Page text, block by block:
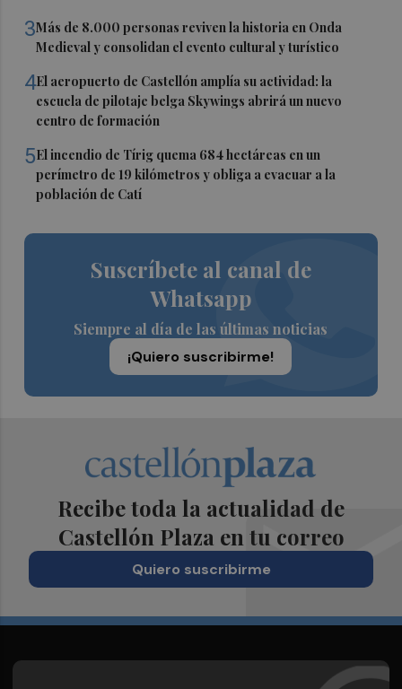
3Más de 8.000 personas reviven la historia en Onda
Medieval y consolidan el evento cultural y turístico
4El aeropuerto de Castellón amplía su actividad: la
escuela de pilotaje belga Skywings abrirá un nuevo
centro de formación
5El incendio de Tírig quema 684 hectáreas en un
perímetro de 19 kilómetros y obliga a evacuar a la
población de Catí
Suscríbete al canal de
Whatsapp
Siempre al día de las últimas noticias
¡Quiero suscribirme!
Recibe toda la actualidad de
Castellón Plaza en tu correo
Quiero suscribirme